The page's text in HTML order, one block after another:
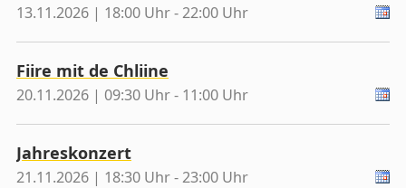
13.11.2026 | 18:00 Uhr - 22:00 Uhr
Fiire mit de Chliine
20.11.2026 | 09:30 Uhr - 11:00 Uhr
Jahreskonzert
21.11.2026 | 18:30 Uhr - 23:00 Uhr